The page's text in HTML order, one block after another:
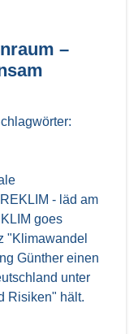
–
- läd am
goes
"Klimawandel
Günther einen
unter
Risiken" hält.